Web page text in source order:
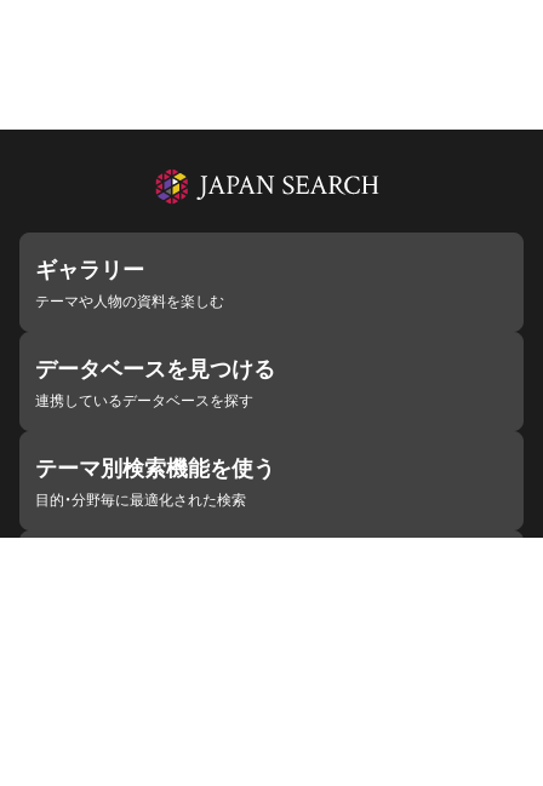
ギャラリー
テーマや人物の資料を楽しむ
データベースを見つける
連携しているデータベースを探す
テーマ別検索機能を使う
目的・分野毎に最適化された検索